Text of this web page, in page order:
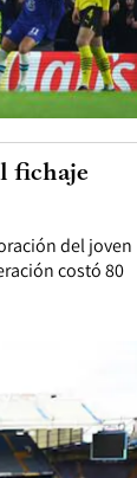
del joven
costó 80
fichaje